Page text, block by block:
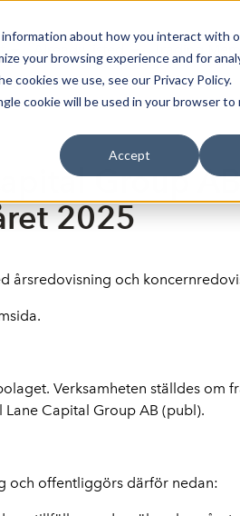
about how you interact with
your browsing experience and for
cookies we use, see our Privacy Policy.
cookie will be used in your browser to
Accept
Group
2025
och
Verksamheten ställdes
Capital Group AB (publ).
och offentliggörs därför nedan: